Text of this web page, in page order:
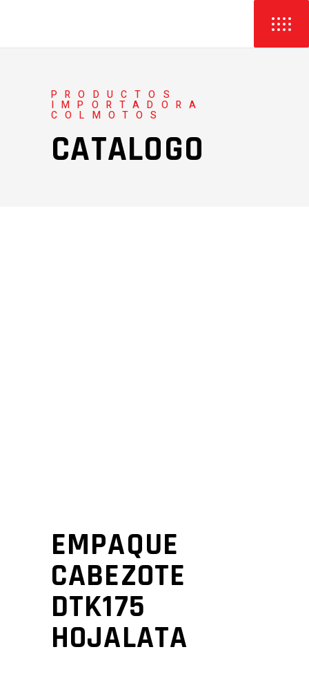
PRODUCTOS
IMPORTADORA
COLMOTOS
CATALOGO
EMPAQUE
CABEZOTE
DTK175
HOJALATA